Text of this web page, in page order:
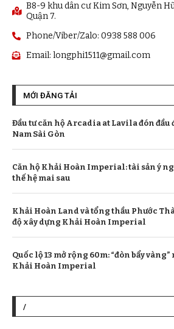
B8-9 khu dân cư Kim Sơn, Nguyễn
Quận 7.
Phone/Viber/Zalo: 0938 588 006
Email: longphi1511@gmail.com
MỚI ĐĂNG TẢI
Đầu tư căn hộ Arcadia at Lavila đón
Nam Sài Gòn
Căn hộ Khải Hoàn Imperial: tài sản ý
thế hệ mai sau
Khải Hoàn Land và tổng thầu Phước
độ xây dựng Khải Hoàn Imperial
Quốc lộ 13 mở rộng 60m: “đòn bẩy
Khải Hoàn Imperial
/